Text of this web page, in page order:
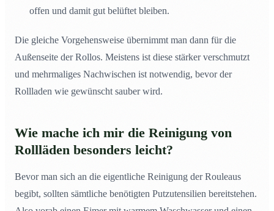
offen und damit gut belüftet bleiben.
Die gleiche Vorgehensweise übernimmt man dann für die
Außenseite der Rollos. Meistens ist diese stärker verschmutzt
und mehrmaliges Nachwischen ist notwendig, bevor der
Rollladen wie gewünscht sauber wird.
Wie mache ich mir die Reinigung von
Rollläden besonders leicht?
Bevor man sich an die eigentliche Reinigung der Rouleaus
begibt, sollten sämtliche benötigten Putzutensilien bereitstehen.